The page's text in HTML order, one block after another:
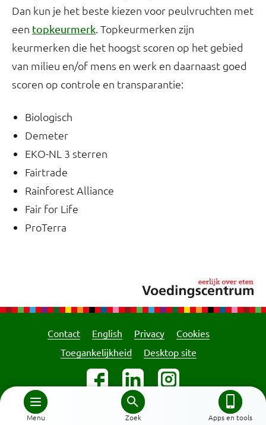
Menu Zoek Apps en tools
Dan kun je het beste kiezen voor peulvruchten met
een topkeurmerk. Topkeurmerken zijn
keurmerken die het hoogst scoren op het gebied
van milieu en/of mens en werk en daarnaast goed
scoren op controle en transparantie:
Biologisch
Demeter
EKO-NL 3 sterren
Fairtrade
Rainforest Alliance
Fair for Life
ProTerra
Contact English Privacy
Cookies
Toegankelijkheid
Desktop site